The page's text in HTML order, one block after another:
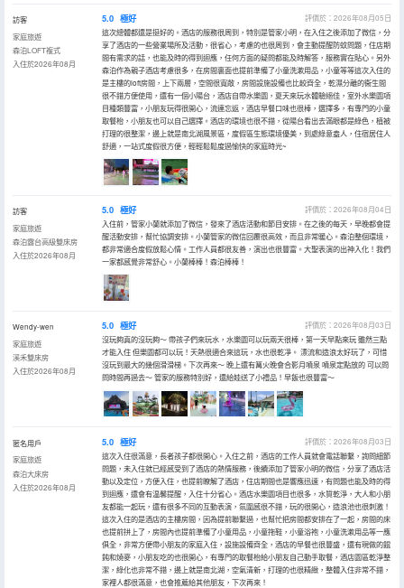
訪客
家庭旅遊
森泊LOFT複式
入住於2026年08月
5.0 極好
評價於：2026年08月05日
這次總體都還是挺好的。酒店的服務很周到，特別是管家小明，在入住之後添加了微信，分
享了酒店的一些營業場所及活動，很省心，考慮的也很周到，會主動提醒防蚊問題，住店期
間有需求的話，也能及時的得到迴應，任何方面的疑問都能及時解答，服務實在貼心。另外
森泊作為親子酒店考慮很多，在房間裏面也提前準備了小童洗漱用品，小童等等這次入住的
是主樓的loft房間，上下兩層，空間很寬敞，房間設施設備也比較齊全，乾濕分離的衞生間
很不錯方便使用，還有一個小陽台，酒店自帶水樂園，夏天來玩水體驗絕佳，室外水樂園項
目種類豐富，小朋友玩得很開心，流連忘返，酒店早餐口味也很棒，選擇多，有專門的小童
取餐枱，小朋友也可以自己選擇。酒店的環境也很不錯，從陽台看出去滿眼都是綠色，植被
打理的很整潔，邊上就是南北湖風景區，度假區生態環境優美，到處綠意盎人，住宿居住人
舒適，一站式度假很方便，輕輕鬆鬆度過愉快的家庭時光~
訪客
家庭旅遊
森泊露台高級雙床房
入住於2026年08月
5.0 極好
評價於：2026年08月04日
入住前，管家小蘭就添加了微信，發來了酒店活動和節目安排。在之後的每天，早晚都會提
醒活動安排，幫忙協調安排。小蘭管家的微信回覆很高效，而且非常暖心。森泊整個環境，
都非常適合度假放鬆心情。工作人員都很友善，演出也很豐富。大聖表演的出神入化！我們
一家都感覺非常舒心。小蘭棒棒！森泊棒棒！
Wendy-wen
家庭旅遊
溪禾雙床房
入住於2026年08月
5.0 極好
評價於：2026年08月03日
沒玩夠真的沒玩夠～ 帶孩子們來玩水，水樂園可以玩兩天很棒，第一天早點來玩 雖然三點
才能入住 但樂園都可以玩！天熱很適合來這玩，水也很乾凈。 漂流和造浪太好玩了，可惜
沒玩到最大的幾個滑滑梯。下次再來～ 晚上還有篝火晚會合影月噴泉 噴泉定點放的 可以問
問時間再過去～ 管家的服務特別好，還給娃送了小禮品！早飯也很豐富～
匿名用戶
家庭旅遊
森泊大床房
入住於2026年08月
5.0 極好
評價於：2026年08月03日
這次入住很滿意，長者孩子都很開心。入住之前，酒店的工作人員就會電話聯繫，詢問細節
問題，未入住就已經感受到了酒店的熱情服務，後續添加了管家小明的微信，分享了酒店活
動以及定位，方便入住，也提前瞭解了酒店，住店期間也是響應迅速，有問題也能及時的得
到迴應，還會有温馨提醒，入住十分省心。酒店水樂園項目也很多，水質乾淨，大人和小朋
友都能一起玩，還有很多不同的互動表演，氛圍感很不錯，玩的很開心，造浪池也很刺激！
這次入住的是酒店的主樓房間，因為提前聯繫過，也幫忙把房間都安排在了一起，房間的床
也提前拼上了，房間內也提前準備了小童用品，小童拖鞋，小童浴袍，小童洗漱用品等一應
俱全，非常方便帶小朋友的家庭入住，設施設備齊全，酒店的早餐也很豐盛，還有現做的餛
飩和燒麥，小朋友吃的也很開心，有專門的取餐枱給小朋友自己動手取餐，酒店園區乾淨整
潔，綠化也非常不錯，邊上就是南北湖，空氣清新，打理的也很精緻，整體入住非常不錯，
家裡人都很滿意，也會推薦給其他朋友，下次再來！